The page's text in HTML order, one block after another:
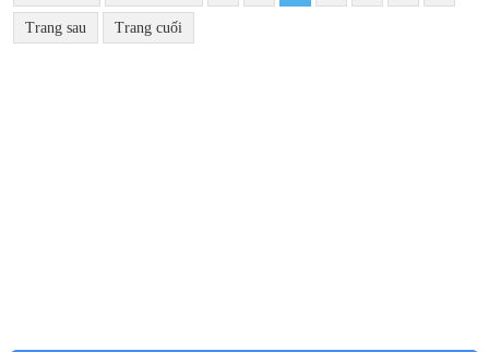
Trang sau Trang cuối